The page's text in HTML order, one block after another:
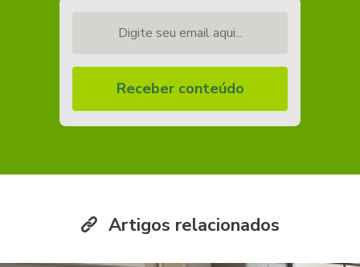
Receber conteúdo
Artigos relacionados